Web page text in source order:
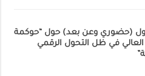
(حضوري وعن بعد) حول “حوكمة
في ظل التحول الرقمي